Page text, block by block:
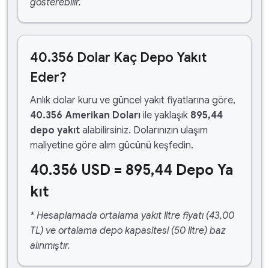
gösterebilir.
40.356 Dolar Kaç Depo Yakıt
Eder?
Anlık dolar kuru ve güncel yakıt fiyatlarına göre,
40.356 Amerikan Doları ile yaklaşık 895,44
depo yakıt alabilirsiniz. Dolarınızın ulaşım
maliyetine göre alım gücünü keşfedin.
40.356 USD = 895,44 Depo Ya
kıt
* Hesaplamada ortalama yakıt litre fiyatı (43,00
TL) ve ortalama depo kapasitesi (50 litre) baz
alınmıştır.